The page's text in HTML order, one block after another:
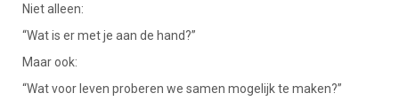
Niet alleen:
“Wat is er met je aan de hand?”
Maar ook:
“Wat voor leven proberen we samen mogelijk te maken?”